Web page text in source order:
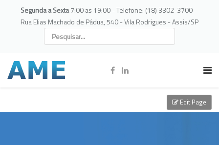
Segunda a Sexta7:00 as 19:00 - Telefone: (18) 3302-3700
Rua Elias Machado de Pádua, 540 - Vila Rodrigues - Assis/SP
Edit Page